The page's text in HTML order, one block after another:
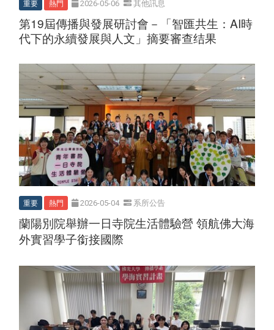
重要 熱門 2026-05-06 其他訊息
第19屆傳播與發展研討會－「智匯共生：AI時
代下的永續發展與人文」摘要審查结果
重要 熱門 2026-05-04 系所公告
蘭陽別院舉辦一日寺院生活體驗營 領航佛大海
外實習學子銜接國際